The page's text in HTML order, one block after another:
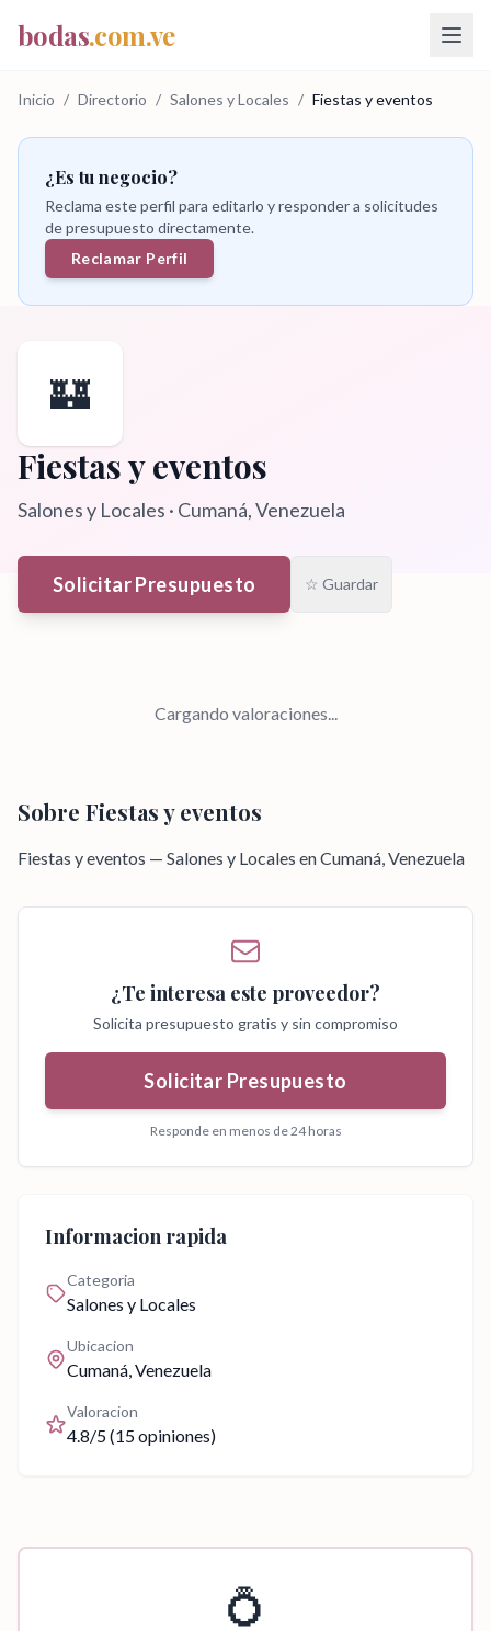
bodas.com.ve
Inicio / Directorio / Salones y Locales / Fiestas y eventos
¿Es tu negocio?
Reclama este perfil para editarlo y responder a solicitudes
de presupuesto directamente.
Reclamar Perfil
🏰
Fiestas y eventos
Salones y Locales · Cumaná, Venezuela
Solicitar Presupuesto ☆ Guardar
Cargando valoraciones...
Sobre Fiestas y eventos
Fiestas y eventos — Salones y Locales en Cumaná, Venezuela
¿Te interesa este proveedor?
Solicita presupuesto gratis y sin compromiso
Solicitar Presupuesto
Responde en menos de 24 horas
Informacion rapida
Categoria
Salones y Locales
Ubicacion
Cumaná, Venezuela
Valoracion
4.8/5 (15opiniones)
💍